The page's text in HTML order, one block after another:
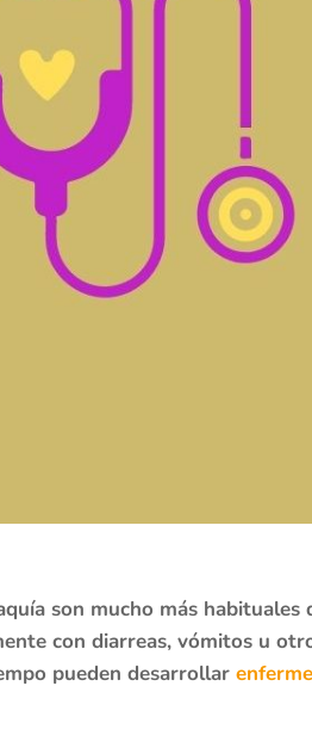
son mucho más habituales
con diarreas, vómitos u
pueden desarrollar